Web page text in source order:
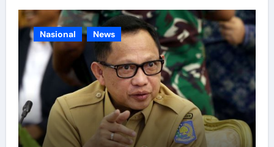
Nasional News